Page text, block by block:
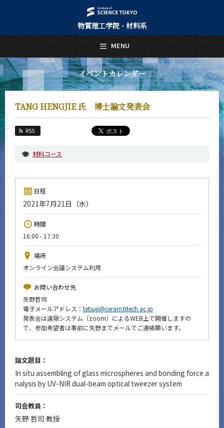
物質理工学院 - 材料系
イベントカレンダー
TANG HENGJIE 氏 博士論文発表会
RSS
材料コース
日程
2021年7月21日（水）
時間
16:00 - 17:30
場所
オンライン会議システム利用
お問い合わせ先
矢野哲司
電子メールアドレス：tetsuji@ceram.titech.ac.jp
発表会は遠隔システム（zoom）によるWEB上で開催しますの
で、参加希望者は事前に矢野までメールでご連絡願います。
論文題目：
In situ assembling of glass microspheres and bonding force a
nalysis by UV-NIR dual-beam optical tweezer system
司会教員：
矢野 哲司 教授
MENU
日本語 English
トップページ
Top Page
材料系について
About Us
Education
入学案内
Admissions
材料系 News
イベントカレンダー
Event Calendar
今後のイベント
今後の課程別イベント
年別アーカイブ
CLOSE